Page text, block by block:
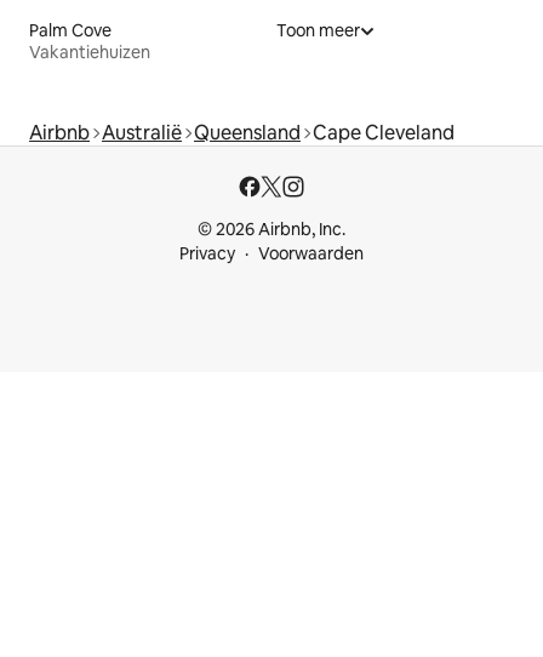
Palm Cove
Vakantiehuizen
Toon meer
Airbnb Australië Queensland Cape Cleveland
© 2026 Airbnb, Inc.
Privacy
Voorwaarden